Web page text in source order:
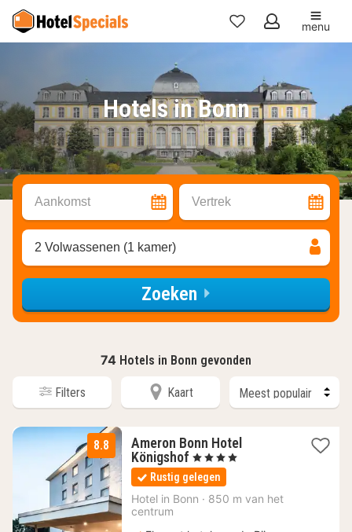
Mijn
menu
Hotels in Bonn
Aankomst Vertrek
2 Volwassenen (1 kamer)
Zoeken
74 Hotels in Bonn gevonden
Filters Kaart
8.8
Ameron Bonn Hotel
Königshof 1
nacht
vanaf
97,58
, 4 Sterren
Rustig gelegen
Hotel in Bonn · 850 m van het
centrum